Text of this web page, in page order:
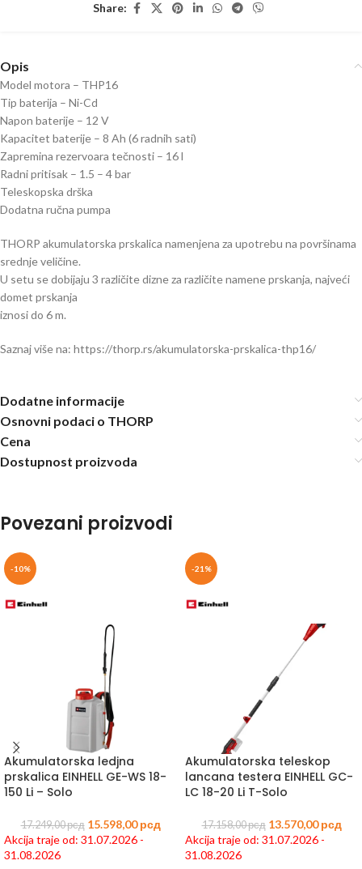
Share:
Opis
Model motora – THP16
Tip baterija – Ni-Cd
Napon baterije – 12 V
Kapacitet baterije – 8 Ah (6 radnih sati)
Zapremina rezervoara tečnosti – 16 l
Radni pritisak – 1.5 – 4 bar
Teleskopska drška
Dodatna ručna pumpa
THORP akumulatorska prskalica namenjena za upotrebu na površinama
srednje veličine.
U setu se dobijaju 3 različite dizne za različite namene prskanja, najveći
domet prskanja
iznosi do 6 m.
Saznaj više na: https://thorp.rs/akumulatorska-prskalica-thp16/
Dodatne informacije
Osnovni podaci o THORP
Cena
Dostupnost proizvoda
Povezani proizvodi
-10%
Akumulatorska ledjna
prskalica EINHELL GE-WS 18-
150 Li – Solo
17.249,00рсд 15.598,00рсд
Akcija traje od: 31.07.2026 -
31.08.2026
-21%
Akumulatorska teleskop
lancana testera EINHELL GC-
LC 18-20 Li T-Solo
17.158,00рсд 13.570,00рсд
Akcija traje od: 31.07.2026 -
31.08.2026